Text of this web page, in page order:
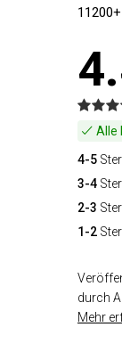
Alle
4-5
3-4
2-3
1-2
durch
Mehr